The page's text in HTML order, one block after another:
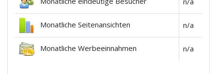
Monatliche Seitenansichten n/a
Monatliche Werbeeinnahmen n/a